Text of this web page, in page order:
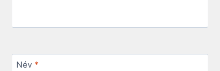
Név *